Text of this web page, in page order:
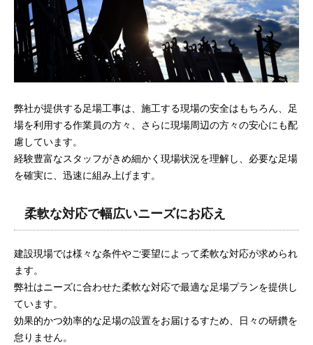
弊社が提供する足場工事は、施工する現場の安全はもちろん、足
場を利用する作業員の方々、さらに現場周辺の方々の安心にも配
慮しています。
経験豊富なスタッフがきめ細かく現場状況を理解し、必要な足場
を確実に、迅速に組み上げます。
柔軟な対応で幅広いニーズにお応え
建設現場では様々な条件やご要望によって柔軟な対応が求められ
ます。
弊社はニーズに合わせた柔軟な対応で最適な足場プランを提供し
ています。
効果的かつ効率的な足場の設置をお届けるすため、日々の研鑽を
怠りません。